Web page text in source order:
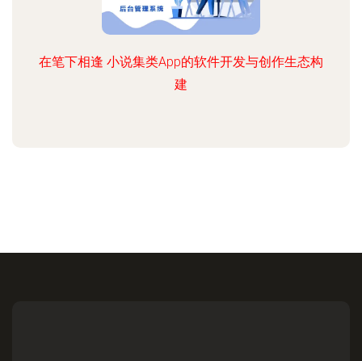
在笔下相逢 小说集类App的软件开发与创作生态构
建